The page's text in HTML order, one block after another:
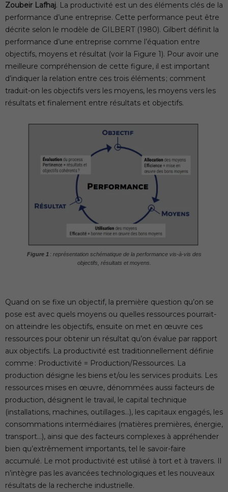
Zoubeir Lafhaj. La productivité est un des éléments clés de la
performance d’une entreprise. Cette performance peut être
décrite selon le modèle de GILBERT (1980). Gilbert définit la
performance d’une entreprise comme l’équation entre
objectifs, moyens et résultat (voir la Figure 1). Pour avoir une
meilleure compréhension de cette figure, il est important
d’indiquer la relation entre ces trois éléments ; comment
traduit-on les objectifs vers les moyens, les moyens vers les
résultats et finalement entre résultats et objectifs.
Figure 1 : représentation schématique de la performance vis-à-vis des
objectifs, résultats et moyens.
Quand on se fixe un objectif, la première question qu’on se
pose est avec quels moyens ou quelles ressources pourrait-
on atteindre les objectifs, ensuite on met en œuvre ces
ressources pour obtenir un résultat qu’on évalue par rapport
aux objectifs. La productivité est traditionnellement définie
comme : Productivité = Production/Ressources. La
production désigne les biens et/ou les services produits. Les
ressources mises en œuvre, dénommées aussi facteurs de
production, désignent le travail, le capital technique
(installations, machines, outillages…), les capitaux engagés, les
consommations intermédiaires (matières premières, énergie,
transport…), ainsi que des facteurs complexes à appréhender
bien qu’extrêmement importants, tel le savoir-faire
accumulé. Le mot productivité est utilisé à tort et à travers. Il
n’intègre pas les avancées technologiques et les nouveaux
résultats de la recherche industrielle.